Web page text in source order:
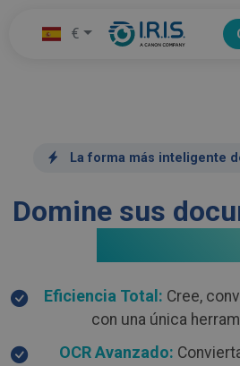
La forma más inteligente
Domine sus
Eficiencia Total: Cree,
con una única
OCR Avanzado:
€